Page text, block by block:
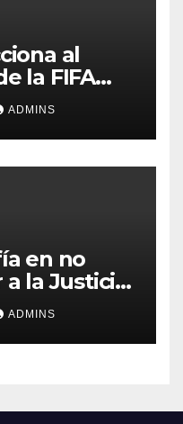
al
la FIFA
acoger la
España»
ADMINS
en no
la Justicia
la
por la
ADMINS